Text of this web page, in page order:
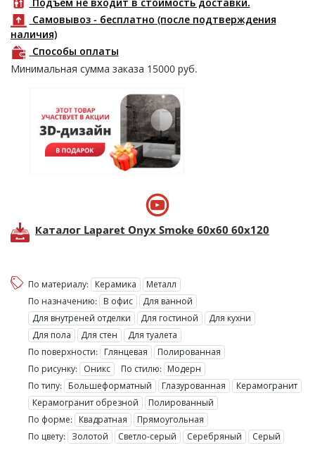
Самовывоз - бесплатно (после подтверждения
наличия)
Способы оплаты
Минимальная сумма заказа 15000 руб.
Каталог Laparet Onyx Smoke 60х60 60х120
По материалу: Керамика
Металл
По назначению:
В офис
Для ванной
Для внутреней отделки
Для гостиной
Для кухни
Для пола
Для стен
Для туалета
По поверхности:
Глянцевая
Полированная
По рисунку:
Оникс По стилю:
Модерн
По типу:
Большеформатный Глазурованная
Керамогранит
Керамогранит обрезной
Полированный
По форме:
Квадратная
Прямоугольная
По цвету:
Золотой Светло-серый Серебряный Серый